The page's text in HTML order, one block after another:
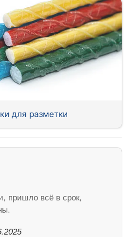
для разметки
пришло всё в срок,